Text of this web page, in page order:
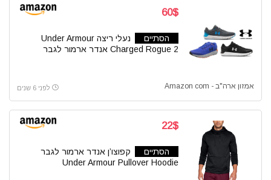
60$
הסתיים
נעלי ריצה Under Armour
Charged Rogue 2 אנדר ארמור לגבר
אמזון ארה"ב - Amazon com לפני 6 שנים
22$
הסתיים
קפוצו’ן אנדר ארמור לגבר
Under Armour Pullover Hoodie